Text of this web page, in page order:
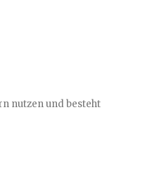
nutzen und besteht